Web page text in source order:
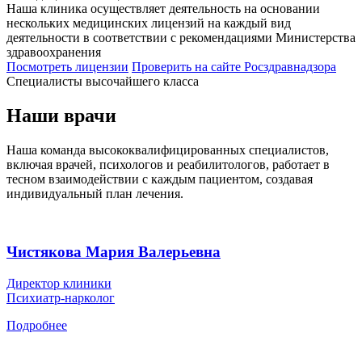
Наша клиника осуществляет деятельность на основании
нескольких медицинских лицензий на каждый вид
деятельности в соответствии с рекомендациями Министерства
здравоохранения
Посмотреть лицензии Проверить на сайте Росздравнадзора
Специалисты высочайшего класса
Наши врачи
Наша команда высококвалифицированных специалистов,
включая врачей, психологов и реабилитологов, работает в
тесном взаимодействии с каждым пациентом, создавая
индивидуальный план лечения.
Чистякова Мария Валерьевна
Директор клиники
Психиатр-нарколог
Подробнее